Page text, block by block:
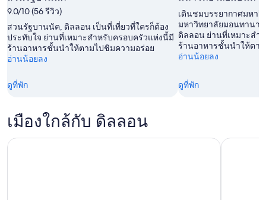
7
ส.ค.
7
ส.ค.
-
8
ส.ค.
สัปดาห์
นี้,
7
ส.ค.
-
ส.ค.
สำหรับ
สุด
สัปดาห์
หน้า,
14
-
ส.ค.
9.0/10 (56 รีวิว)
สวนรัฐบานนัค, ดิลลอน เป็นที่เที่ยวที่ใครก็ต้อง
ประทับใจ ย่านที่เหมาะสำหรับครอบครัวแห่งนี้มี
ร้านอาหารชั้นนำให้ตามไปชิมความอร่อย
อ่านน้อยลง
ดูที่พัก
เดินชมบรรยากาศมหาวิ
มหาวิทยาลัยมอนทานาต
ดิลลอน ย่านที่เหมาะสำ
ร้านอาหารชั้นนำให้ตา
อ่านน้อยลง
ดูที่พัก
เมืองใกล้กับ ดิลลอน